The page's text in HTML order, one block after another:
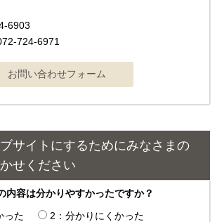
6903
724-6971
サイトにするためにみなさまの
せください
内容は分かりやすかったですか？
った
2：分かりにくかった